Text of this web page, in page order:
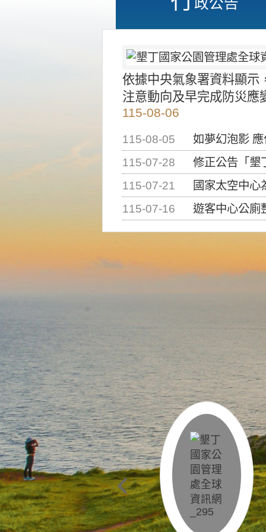
依據中央氣象署資料顯示
注意動向及早完成防災應
115-08-06
115-08-05
如夢幻泡影
115-07-28
修正公告「墾丁國家公
115-07-21
國家太空中心為辦理
115-07-16
遊客中心公廁